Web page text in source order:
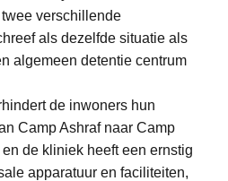
verschillende
als dezelfde situatie als
algemeen detentie centrum
de inwoners hun
Camp Ashraf naar Camp
de kliniek heeft een ernstig
apparatuur en faciliteiten,